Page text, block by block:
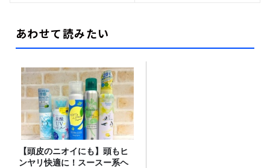
あわせて読みたい
【頭皮のニオイにも】頭もヒ
ンヤリ快適に！スースー系ヘ